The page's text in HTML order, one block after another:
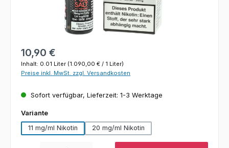
Regulärer Preis:
10,90 €
Inhalt: 0.01 Liter (1.090,00 € / 1 Liter)
Preise inkl. MwSt. zzgl. Versandkosten
Sofort verfügbar, Lieferzeit: 1-3 Werktage
Varianteauswählen
11 mg/ml Nikotin
20 mg/ml Nikotin